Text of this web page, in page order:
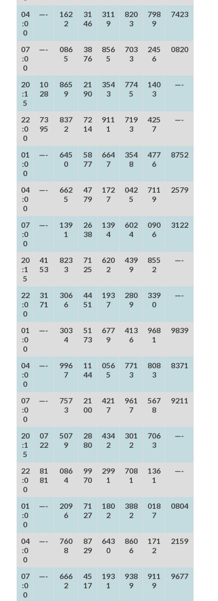
04
:0
0
—-
162
2
31
46
311
9
820
3
798
9
7423
07
:0
0
—-
086
5
38
76
856
5
703
3
245
6
0820
20
:1
5
10
28
865
9
21
90
354
3
774
5
140
3
—-
22
:0
0
73
95
837
2
72
14
911
1
719
3
425
7
—-
01
:0
0
—-
645
0
58
77
664
7
354
8
477
6
8752
04
:0
0
—-
662
5
47
79
172
7
042
5
711
9
2579
07
:0
0
—-
139
1
26
38
139
4
602
4
090
6
3122
20
:1
5
41
53
823
3
71
25
620
2
439
9
855
2
—-
22
:0
0
31
71
306
6
44
51
193
7
280
9
339
0
—-
01
:0
0
—-
303
4
51
73
677
9
413
6
968
1
9839
04
:0
0
—-
996
7
11
44
056
5
771
3
808
3
8371
07
:0
0
—-
757
3
21
00
421
7
961
7
567
8
9211
20
:1
5
07
22
507
9
28
80
434
2
301
2
706
3
—-
22
:0
0
81
81
086
4
99
70
299
1
708
1
136
1
—-
01
:0
0
—-
209
6
71
27
180
2
388
2
018
7
0804
04
:0
0
—-
760
8
87
29
643
0
860
6
171
2
2159
07
:0
0
—-
666
2
45
17
193
1
938
9
911
9
9677